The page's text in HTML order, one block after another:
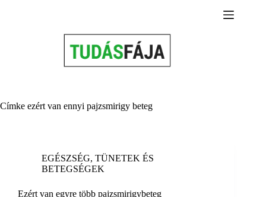
Címke ezért van ennyi pajzsmirigy beteg
EGÉSZSÉG, TÜNETEK ÉS
BETEGSÉGEK
Ezért van egyre több pajzsmirigybeteg